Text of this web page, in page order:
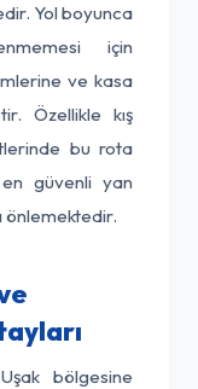
Yol boyunca
için
ve kasa
Özellikle kış
bu rota
güvenli yan
önlemektedir.
bölgesine